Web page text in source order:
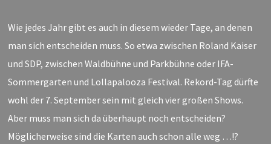
Wie jedes Jahr gibt es auch in diesem wieder Tage, an denen
man sich entscheiden muss. So etwa zwischen Roland Kaiser
und SDP, zwischen Waldbühne und Parkbühne oder IFA-
Sommergarten und Lollapalooza Festival. Rekord-Tag dürfte
wohl der 7. September sein mit gleich vier großen Shows.
Aber muss man sich da überhaupt noch entscheiden?
Möglicherweise sind die Karten auch schon alle weg …!?